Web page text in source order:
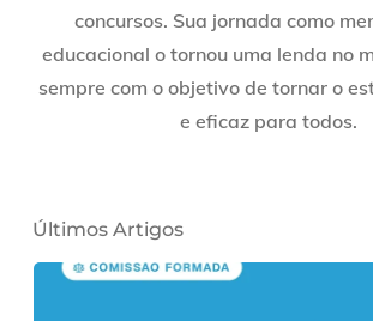
concursos. Sua jornada como
educacional o tornou uma lenda no
sempre com o objetivo de tornar o
e eficaz para todos.
Últimos Artigos